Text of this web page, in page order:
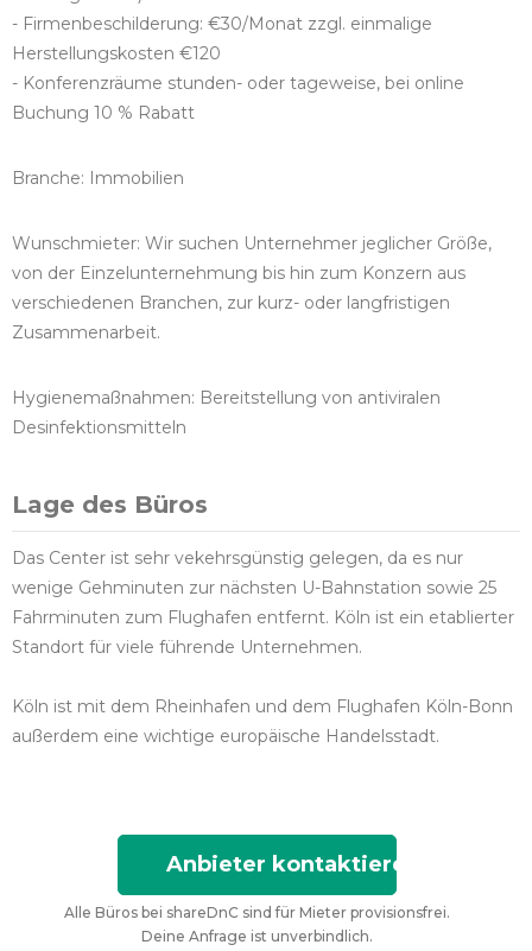
- Firmenbeschilderung: €30/Monat zzgl. einmalige
Herstellungskosten €120
- Konferenzräume stunden- oder tageweise, bei online
Buchung 10 % Rabatt
Branche: Immobilien
Wunschmieter: Wir suchen Unternehmer jeglicher Größe,
von der Einzelunternehmung bis hin zum Konzern aus
verschiedenen Branchen, zur kurz- oder langfristigen
Zusammenarbeit.
Hygienemaßnahmen: Bereitstellung von antiviralen
Desinfektionsmitteln
Lage des Büros
Das Center ist sehr vekehrsgünstig gelegen, da es nur
wenige Gehminuten zur nächsten U-Bahnstation sowie 25
Fahrminuten zum Flughafen entfernt. Köln ist ein etablierter
Standort für viele führende Unternehmen.
Köln ist mit dem Rheinhafen und dem Flughafen Köln-Bonn
außerdem eine wichtige europäische Handelsstadt.
Anbieter kontaktieren
Alle Büros bei shareDnC sind für Mieter provisionsfrei.
Deine Anfrage ist unverbindlich.